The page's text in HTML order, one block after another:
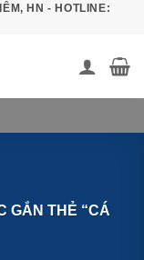
HN - HOTLINE:
GẮN THẺ “CÁ